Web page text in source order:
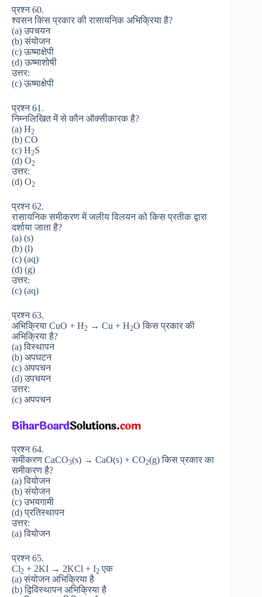
प्रश्न 60.
श्वसन किस प्रकार की रासायनिक अभिक्रिया है?
(a) उपचयन
(b) संयोजन
(c) ऊष्माक्षेपी
(d) ऊष्माशोषी
उत्तर:
(c) ऊष्माक्षेपी
प्रश्न 61.
निम्नलिखित में से कौन ऑक्सीकारक है?
(a) H2
(b) CO
(c) H2S
(d) O2
उत्तर:
(d) O2
प्रश्न 62.
रासायनिक समीकरण में जलीय विलयन को किस प्रतीक द्वारा
दर्शाया जाता है?
(a) (s)
(b) (l)
(c) (aq)
(d) (g)
उत्तर:
(c) (aq)
प्रश्न 63.
अभिक्रिया CuO + H2 → Cu + H2O किस प्रकार की
अभिक्रिया है?
(a) विस्थापन
(b) अपघटन
(c) अपपचन
(d) उपचयन
उत्तर:
(c) अपपचन
प्रश्न 64.
समीकरण CaCO3(s) → CaO(s) + CO2(g) किस प्रकार का
समीकरण है?
(a) वियोजन
(b) संयोजन
(c) उभयगामी
(d) प्रतिस्थापन
उत्तर:
(a) वियोजन
प्रश्न 65.
Cl2 + 2KI → 2KCl + I2 एक
(a) संयोजन अभिक्रिया है
(b) द्विविस्थापन अभिक्रिया है